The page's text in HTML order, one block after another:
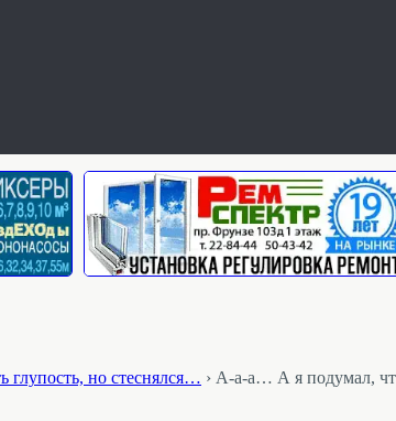
глупость, но стеснялся… › А-а-а… А я подумал,